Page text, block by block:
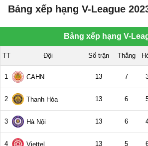
Bảng xếp hạng V-League